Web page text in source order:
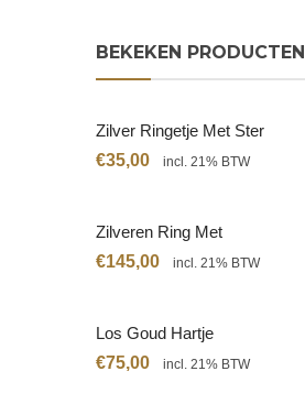
BEKEKEN PRODUCTEN
Zilver Ringetje Met Ster
€35,00 incl. 21% BTW
Zilveren Ring Met
Citrien
€145,00 incl. 21% BTW
Los Goud Hartje
€75,00 incl. 21% BTW